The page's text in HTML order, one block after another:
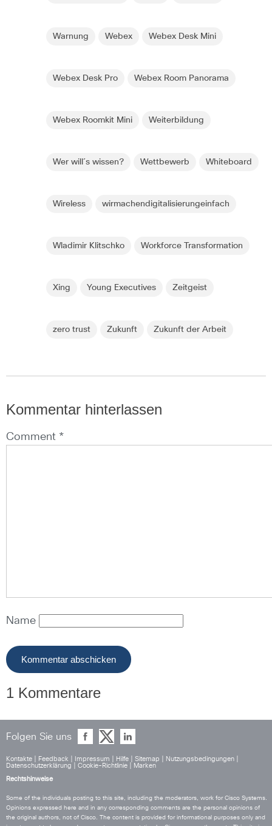
Warnung Webex Webex Desk Mini
Webex Desk Pro Webex Room Panorama
Webex Roomkit Mini Weiterbildung
Wer will´s wissen? Wettbewerb Whiteboard
Wireless wirmachendigitalisierungeinfach
Wladimir Klitschko Workforce Transformation
Xing Young Executives Zeitgeist
zero trust Zukunft Zukunft der Arbeit
Kommentar hinterlassen
Comment *
Name
1 Kommentare
Folgen Sie uns
Kontakte Feedback Impressum Hilfe Sitemap Nutzungsbedingungen
Datenschutzerklärung
Cookie-Richtlinie
Marken
Rechtshinweise
Some of the individuals posting to this site, including the moderators, work for Cisco Systems.
Opinions expressed here and in any corresponding comments are the personal opinions of
the original authors, not of Cisco. The content is provided for informational purposes only and